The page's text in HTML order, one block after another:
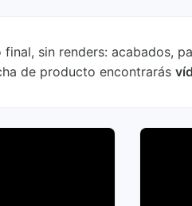
final, sin renders: acabados,
de producto encontrarás